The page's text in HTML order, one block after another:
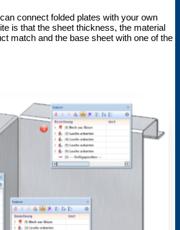
connect folded plates with your own
is that the sheet thickness, the material
match and the base sheet with one of the